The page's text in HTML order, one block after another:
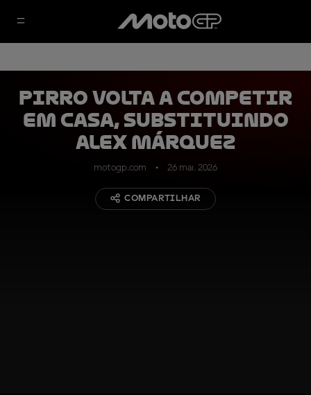
Pirro volta a competir
em casa, substituindo
Alex Márquez
motogp.com 26 mai. 2026
COMPARTILHAR